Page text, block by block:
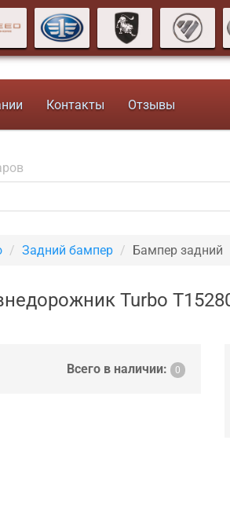
Контакты Отзывы
Задний бампер Бампер задний
Turbo
Всего в наличии: 0